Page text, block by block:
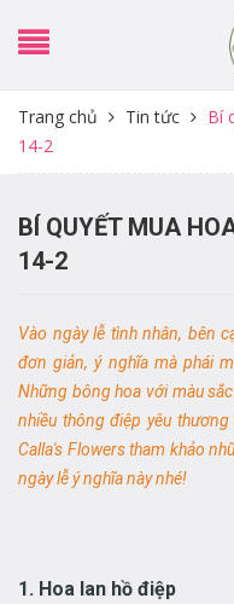
Trang chủ Tin tức
Bí
14-2
BÍ QUYẾT MUA
14-2
Vào ngày lễ tình nhân, bên
đơn giản, ý nghĩa mà phái
Những bông hoa với màu
nhiều thông điệp yêu
Calla's Flowers tham khảo
ngày lễ ý nghĩa này nhé!
1. Hoa lan hồ điệp